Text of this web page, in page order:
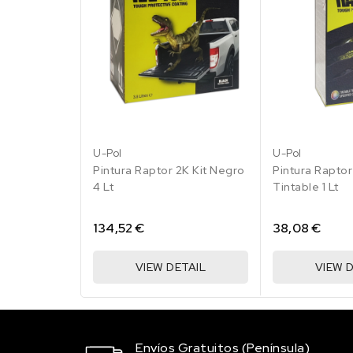
LA5E/K1
158.47 €
100 en stock
LA5G/D3 PERLBLAU
LA6C/2N EVERGREEN
100 en stock
LA9B/B7 COOL
100 en stock
97
U-Pol
Pintura Raptor 2K Kit Negro
4 Lt
134,52 €
VIEW DETAIL
U-Pol
Pintura
Tintable 1 Lt
38,08 €
VIEW
Envíos Gratuitos (Península)